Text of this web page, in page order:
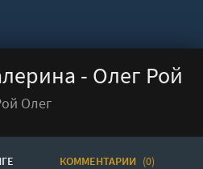
- Олег Рой
Олег
КОММЕНТАРИИ (0)